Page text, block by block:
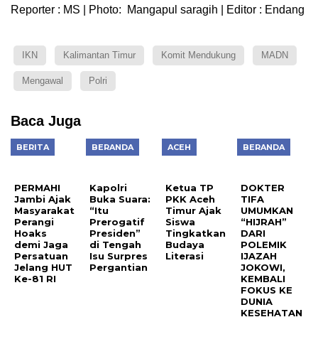
Reporter : MS | Photo: Mangapul saragih | Editor : Endang
IKN Kalimantan Timur Komit Mendukung MADN
Mengawal Polri
Baca Juga
BERITA
PERMAHI
Jambi Ajak
Masyarakat
Perangi
Hoaks
demi Jaga
Persatuan
Jelang HUT
Ke-81 RI
BERANDA
Kapolri
Buka Suara:
“Itu
Prerogatif
Presiden”
di Tengah
Isu Surpres
Pergantian
ACEH
Ketua TP
PKK Aceh
Timur Ajak
Siswa
Tingkatkan
Budaya
Literasi
BERANDA
DOKTER
TIFA
UMUMKAN
“HIJRAH”
DARI
POLEMIK
IJAZAH
JOKOWI,
KEMBALI
FOKUS KE
DUNIA
KESEHATAN